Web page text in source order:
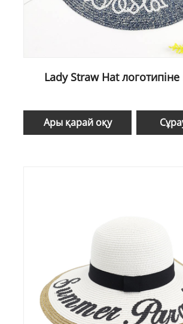
Lady Straw Hat логотипіне
Ары қарай оқу